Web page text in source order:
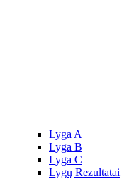
Lyga A
Lyga B
Lyga C
Lygų Rezultatai